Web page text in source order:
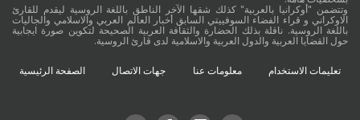
وتتضمن "أوكرانيا بالعربية" كذلك شقها الآخر الناطق باللغة الروسية ليقدم للقارئ
الاوكراني و قراء الفضاء السوفييتي السابق أخبار العالم العربي والاسلامي والجاليات
باللغة الروسية. ناقلة بذلك الحضارة والثقافة العربية الصحيحة لتكوين صورة ايجابية
حول القضايا العربية والدول العربية والاسلامية لدى قارئ الروسية.
تعليمات الاستخدام معلومات عنا جهات الاتصال الصفحة الرئيسية